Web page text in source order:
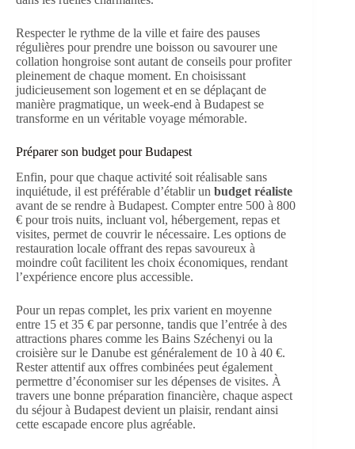
Respecter le rythme de la ville et faire des pauses
régulières pour prendre une boisson ou savourer une
collation hongroise sont autant de conseils pour profiter
pleinement de chaque moment. En choisissant
judicieusement son logement et en se déplaçant de
manière pragmatique, un week-end à Budapest se
transforme en un véritable voyage mémorable.
Préparer son budget pour Budapest
Enfin, pour que chaque activité soit réalisable sans
inquiétude, il est préférable d’établir un budget réaliste
avant de se rendre à Budapest. Compter entre 500 à 800
€ pour trois nuits, incluant vol, hébergement, repas et
visites, permet de couvrir le nécessaire. Les options de
restauration locale offrant des repas savoureux à
moindre coût facilitent les choix économiques, rendant
l’expérience encore plus accessible.
Pour un repas complet, les prix varient en moyenne
entre 15 et 35 € par personne, tandis que l’entrée à des
attractions phares comme les Bains Széchenyi ou la
croisière sur le Danube est généralement de 10 à 40 €.
Rester attentif aux offres combinées peut également
permettre d’économiser sur les dépenses de visites. À
travers une bonne préparation financière, chaque aspect
du séjour à Budapest devient un plaisir, rendant ainsi
cette escapade encore plus agréable.